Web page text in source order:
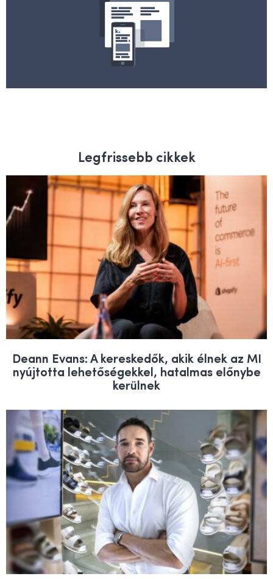
Legfrissebb cikkek
Deann Evans: A kereskedők, akik élnek az MI
nyújtotta lehetőségekkel, hatalmas előnybe
kerülnek